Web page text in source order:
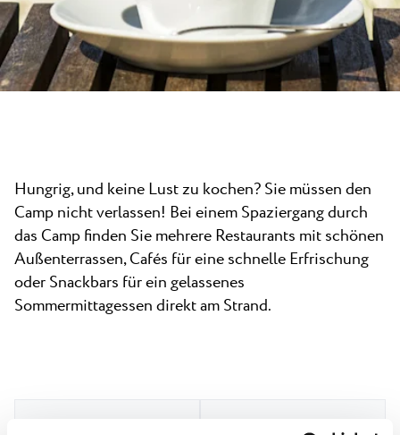
Camping Kanegra
Alle Campingplätze
Strände
Plava Laguna Sport
Aktivurlaub
Alles Erkunden
Neu
Kontakt
Hungrig, und keine Lust zu kochen? Sie müssen den
Camp nicht verlassen! Bei einem Spaziergang durch
das Camp finden Sie mehrere Restaurants mit schönen
Außenterrassen, Cafés für eine schnelle Erfrischung
oder Snackbars für ein gelassenes
Sommermittagessen direkt am Strand.